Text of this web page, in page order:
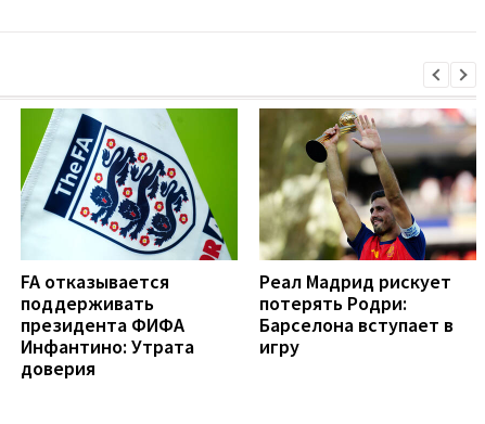
FA отказывается
поддерживать
президента ФИФА
Инфантино: Утрата
доверия
Реал Мадрид рискует
потерять Родри:
Барселона вступает в
игру